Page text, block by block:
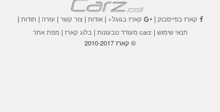
קארז בפייסבוק| קארז בגוגל+|אודות |צור קשר | עזרה | תודות |
תנאי שימוש | carz מעודד טבעונות | בלוג קארז | מפת אתר
© קארז 2010-2017